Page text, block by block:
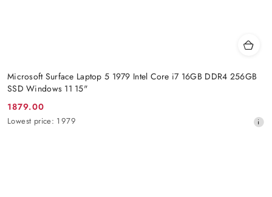
Microsoft Surface Laptop 5 1979 Intel Core i7 16GB DDR4 256GB
SSD Windows 11 15"
Promotion
price:
1879.00
Lowest
Lowest price: 1979